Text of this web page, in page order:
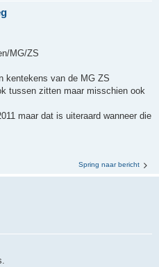
MG/ZS
kentekens van de MG ZS
tussen zitten maar misschien ook
maar dat is uiteraard wanneer die
Spring naar bericht